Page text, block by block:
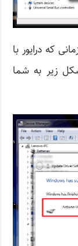
که درایور با
زیر به شما